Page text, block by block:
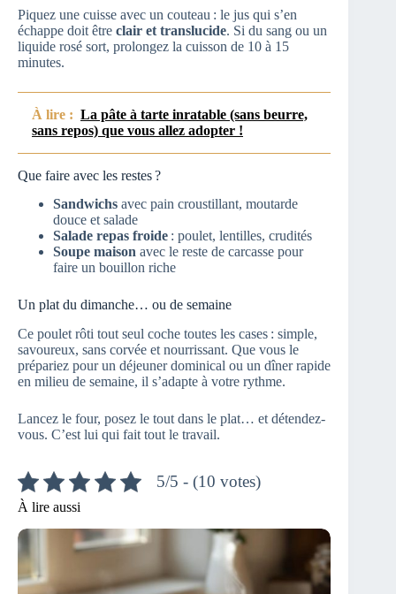
Piquez une cuisse avec un couteau : le jus qui s’en
échappe doit être clair et translucide. Si du sang ou un
liquide rosé sort, prolongez la cuisson de 10 à 15
minutes.
À lire : La pâte à tarte inratable (sans beurre,
sans repos) que vous allez adopter !
Que faire avec les restes ?
Sandwichs avec pain croustillant, moutarde
douce et salade
Salade repas froide : poulet, lentilles, crudités
Soupe maison avec le reste de carcasse pour
faire un bouillon riche
Un plat du dimanche… ou de semaine
Ce poulet rôti tout seul coche toutes les cases : simple,
savoureux, sans corvée et nourrissant. Que vous le
prépariez pour un déjeuner dominical ou un dîner rapide
en milieu de semaine, il s’adapte à votre rythme.
Lancez le four, posez le tout dans le plat… et détendez-
vous. C’est lui qui fait tout le travail.
5/5 - (10 votes)
À lire aussi